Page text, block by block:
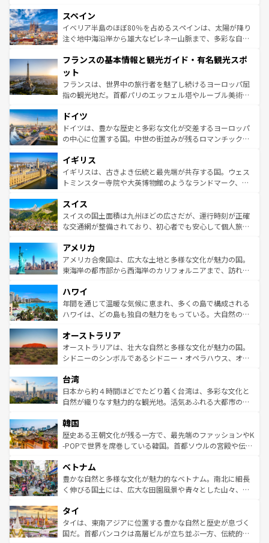
ろん、トスカーナの美しい田園風景やアマルフィ海岸の絶
景など、自然景観も見逃せない。観光の合間には、本場の
ピザやパスタなど、絶品のイタリア料理を堪能することも
ませてくれるイタリアで、忘れられない旅をしてみよう！
なお、新着のイタリア情報は
しい。
スペイン
イベリア半島のほぼ80％を占めるスペインは、太陽が降り
注ぐ地中海沿岸から雄大なピレネー山脈まで、多彩な自然
文化が根付くこの国では、情熱的なフラメンコ、熱気あふ
れる闘牛、そして美味しいタパスが生活の一部となってい
る。首都マドリードの洗練された雰囲気や、バルセロナの
アートに溢れた街角から、地方では古代ローマ遺跡や中世
せる。地方によって風土や気候が異なるスペインはその個
性で訪れる人を魅了する。 なお、新着のスペイン情報は コ
ンテンツ一覧を参照してほしい。
フランスの基本情報と観光ガイド・有名観光スポ
ット
フランスは、世界中の旅行者を魅了し続けるヨーロッパ屈
指の観光地だ。首都パリのエッフェル塔やルーブル美術館
で、幅広い魅力が詰まっている。華麗な宮殿、歴史的な大
聖堂、美しいビーチ、そして豊かな自然が、訪れる者を心
から魅了する。また、フランスは美食の国としても知ら
いる。シャンパンの発祥地であるランス、プロヴァンスの
香り高いラベンダー畑など、多彩な楽しみ方が可能だ。さ
らに、パリ以外の地域にも魅力が溢れており、どの街角に
れる地方に足を運ぶとそれぞれで全く異なる文化を体験で
きるだろう。 なお、新着のフランス情報はコンテンツ一覧
を参照してほしい。
ドイツ
ドイツは、豊かな歴史と多彩な文化が交差するヨーロッパ
の中心に位置する国。中世の街並みが残るロマンチック街
顔を持つこの国は、どこを歩いても飽きることがない。ベ
ルリンの文化的活気、バイエルン州のアルプスの絶景、そ
してライン川沿いのワイン畑といった風景は必見。ビール
は、お酒好きな人にはぜひ体験してほしい。 なお、新着の
ドイツ情報はコンテンツ一覧を参照してほしい。
イギリス
イギリスは、古きよき伝統と最先端が共存する国。ウェス
トミンスター寺院や大英博物館のようなランドマーク、歴
リアごとに異なる魅力がある。また、優雅なアフタヌーン
ティー、ビール好きにはたまらない英国パブ、サッカー観
戦など、本場だからこそできる体験も豊富。イギリスを旅
ンツ一覧を参照してほしい。
スイス
スイスの国土面積は九州ほどの広さだが、運行時刻が正確
な交通網が整備されており、初心者でも安心して個人旅行
の建物がそのまま残る町や、スイスならではのユニークな
博物館もあり、アルプス観光だけでなく町歩きも満喫する
ことができる。国民の所得が高いため物価も高いが、旅行
ば市内交通費無料で観光を楽しむこともできる。 なお、新
着のスイス情報はコンテンツ一覧 を参照してほしい。
アメリカ
アメリカ合衆国は、広大な土地と多様な文化が魅力の国。
東海岸の都市部から西海岸のカリフォルニアまで、訪れる
のような巨大都市は、観光、ショッピング、エンターテイ
ンメントが詰まった刺激的なスポットだ。一方、アメリカ
西部には大自然が広がり、グランドキャニオンやイエロー
部のニューオーリンズでは、音楽と美食が融合した独特の
文化が魅力。旅行者はアメリカの各地域で異なる魅力を楽
しみながら、その多様性と豊かな歴史を感じることができ
ならではの贅沢な旅のスタイルだ。 なお、新着のアメリカ
情報はコンテンツ一覧を参照してほしい。
ハワイ
年間を通じて温暖な気候に恵まれ、多くの島で構成される
ハワイは、どの島も独自の魅力をもっている。大自然の神
ワイ島は見逃せない。また、定番の観光地といえばオアフ
島だが、静かな自然を求めるならマウイ島やカウアイ島が
おすすめ。エメラルドグリーンに輝く海をはじめ、豊かな
れるおもてなしの心で訪れる人々を迎えてくれるハワイの
人々、おいしいローカルフードやハワイアンミュージッ
ク、伝統的なフラダンスなど、すべてがハワイの魅力を彩
ワイを、存分に味わってほしい。 なお、新着のハワイ情報
はコンテンツ一覧を参照してほしい。
オーストラリア
オーストラリアは、壮大な自然と多様な文化が魅力の国。
シドニーのシンボルであるシドニー・オペラハウス、オー
リアリーフや大陸中央部にそびえるウルル（エアーズロッ
ク）、タスマニアの美しい原生林やケアンズの熱帯雨林な
ど、見どころがたくさん。また、カフェやワイン、オージ
いる。アクティビティも充実しており、サーフィンやダイ
ビング、ハイキングなど、アウトドア好きにはたまらな
い。オーストラリアの多彩な魅力を存分に味わいつくそ
参照してほしい。
台湾
日本から約４時間ほどでたどり着く台湾は、多彩な文化と
自然が織りなす魅力的な観光地。活気あふれる大都市の台
ン）、静ひつな山岳地帯である台湾東部など、都市の喧騒
と山間の静けさが共存しており、訪れる人に新しい発見と
驚きをもたらしてくれる。また、奥深い台湾の食文化も魅
容にもいいと評判のスイーツなど、バラエティ豊かな料理
が味わえる。 なお、新着の台湾情報は コンテンツ一覧を参
照してほしい。
韓国
歴史ある王朝文化が残る一方で、最先端のファッションやK
-POPで世界を席巻している韓国。首都ソウルの宮殿や伝統
き、地方に足を延ばせば四季折々の自然美を楽しむことが
できる。そして、キムチや焼肉、絶品のストリートフード
まで、さまざまな韓国料理が待っている。夜には、韓国な
リティに包まれながら、韓国の多彩な魅力を心ゆくまで味
わってみてほしい。 なお、新着の韓国情報はコンテンツ一
覧を参照してほしい。
ベトナム
豊かな自然と多様な文化が魅力的なベトナム。南北に細長
く伸びる国土には、広大な田園風景や青々とした山々、世
急速な発展と共に伝統が息づく。ハノイの古い町並みやホ
ーチミン市のフランス統治時代の建物も、独特の雰囲気を
醸し出している。また、バラエティの豊かさとおいしさで
タイ
タイは、東南アジアに位置する豊かな自然と歴史が息づく
国だ。首都バンコクは高層ビルが立ち並ぶ一方、伝統的な